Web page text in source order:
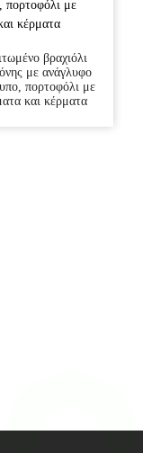
βραχιόλι
με ανάγλυφο
πορτοφόλι με
και κέρματα